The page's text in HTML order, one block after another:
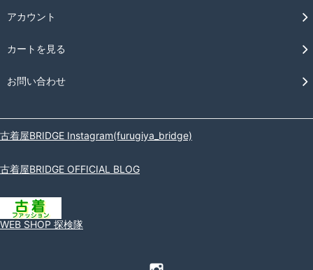
アカウント
カートを見る
お問い合わせ
古着屋BRIDGE Instagram(furugiya_bridge)
古着屋BRIDGE OFFICIAL BLOG
WEB SHOP 探検隊